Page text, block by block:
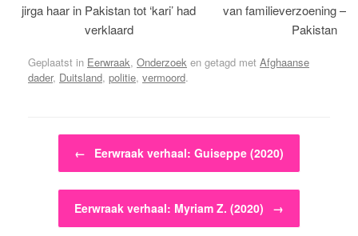
jirga haar in Pakistan tot ‘kari’ had
verklaard
van familieverzoening –
Pakistan
Geplaatst in Eerwraak, Onderzoek en getagd met Afghaanse
dader, Duitsland, politie, vermoord.
Bericht navigatie
← Eerwraak verhaal: Guiseppe (2020)
Eerwraak verhaal: Myriam Z. (2020) →